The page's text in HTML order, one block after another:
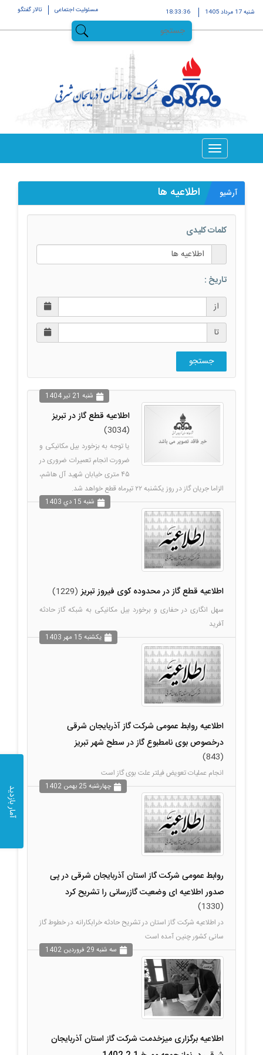
شنبه 17 مرداد 1405 18:33:37 مسئولیت اجتماعی تالار گفتگو
آمار بازدید
آرشیو اطلاعیه ها
کلمات کلیدی
تاریخ :
از
تا
جستجو
اطلاعیه قطع گاز در تبریز
(3034)
یا توجه به بزخورد بیل مکانیکی و
ضرورت انجام تعمیرات ضروری در
۴۵ متری خیابان شهید آل هاشم،
الزاما جریان گاز در روز یکشنبه ۲۲ تیرماه قطع خواهد شد.
شنبه 21 تير 1404
اطلاعیه قطع گاز در محدوده کوی فیروز تبریز (1229)
سهل انگاری در حفاری و برخورد بیل مکانیکی به شبکه گاز حادثه
آفرید
شنبه 15 دي 1403
اطلاعیه روابط عمومی شرکت گاز آذربایجان شرقی
درخصوص بوی نامطبوع گاز در سطح شهر تبریز
(843)
انجام عملیات تعویض فیلتر علت بوی گاز است
يکشنبه 15 مهر 1403
روابط عمومی شرکت گاز استان آذربایجان شرقی در پی
صدور اطلاعیه ای وضعیت گازرسانی را تشریح کرد
(1330)
در اطلاعیه شرکت گاز استان در تشریح حادثه خرابکارانه در خطوط گاز
سانی کشور چنین آمده است
چهارشنبه 25 بهمن 1402
اطلاعیه برگزاری میزخدمت شرکت گاز استان آذربایجان
سه شنبه 29 فروردين 1402